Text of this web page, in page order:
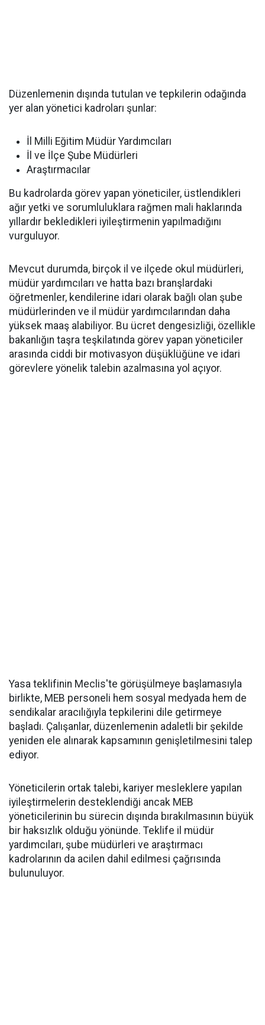
Düzenlemenin dışında tutulan ve tepkilerin odağında
yer alan yönetici kadroları şunlar:
İl Milli Eğitim Müdür Yardımcıları
İl ve İlçe Şube Müdürleri
Araştırmacılar
Bu kadrolarda görev yapan yöneticiler, üstlendikleri
ağır yetki ve sorumluluklara rağmen mali haklarında
yıllardır bekledikleri iyileştirmenin yapılmadığını
vurguluyor.
Mevcut durumda, birçok il ve ilçede okul müdürleri,
müdür yardımcıları ve hatta bazı branşlardaki
öğretmenler, kendilerine idari olarak bağlı olan şube
müdürlerinden ve il müdür yardımcılarından daha
yüksek maaş alabiliyor. Bu ücret dengesizliği, özellikle
bakanlığın taşra teşkilatında görev yapan yöneticiler
arasında ciddi bir motivasyon düşüklüğüne ve idari
görevlere yönelik talebin azalmasına yol açıyor.
Yasa teklifinin Meclis'te görüşülmeye başlamasıyla
birlikte, MEB personeli hem sosyal medyada hem de
sendikalar aracılığıyla tepkilerini dile getirmeye
başladı. Çalışanlar, düzenlemenin adaletli bir şekilde
yeniden ele alınarak kapsamının genişletilmesini talep
ediyor.
Yöneticilerin ortak talebi, kariyer mesleklere yapılan
iyileştirmelerin desteklendiği ancak MEB
yöneticilerinin bu sürecin dışında bırakılmasının büyük
bir haksızlık olduğu yönünde. Teklife il müdür
yardımcıları, şube müdürleri ve araştırmacı
kadrolarının da acilen dahil edilmesi çağrısında
bulunuluyor.